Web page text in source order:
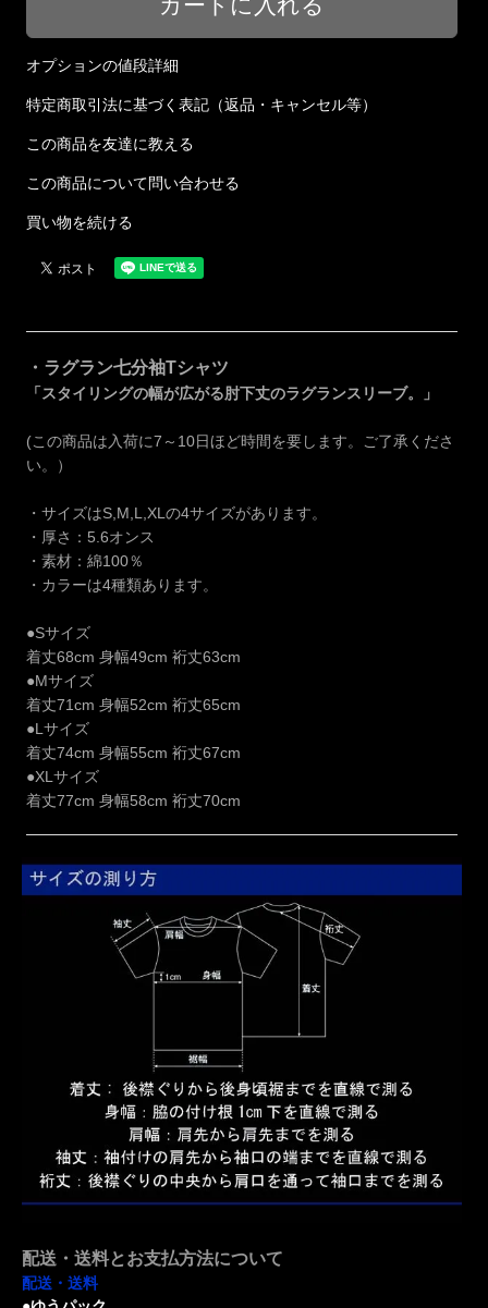
オプションの値段詳細
特定商取引法に基づく表記（返品・キャンセル等）
この商品を友達に教える
この商品について問い合わせる
買い物を続ける
・ラグラン七分袖Tシャツ
「スタイリングの幅が広がる肘下丈のラグランスリーブ。」
(この商品は入荷に7～10日ほど時間を要します。ご了承くださ
い。）
・サイズはS,M,L,XLの4サイズがあります。
・厚さ：5.6オンス
・素材：綿100％
・カラーは4種類あります。
●Sサイズ
着丈68cm 身幅49cm 裄丈63cm
●Mサイズ
着丈71cm 身幅52cm 裄丈65cm
●Lサイズ
着丈74cm 身幅55cm 裄丈67cm
●XLサイズ
着丈77cm 身幅58cm 裄丈70cm
配送・送料とお支払方法について
配送・送料